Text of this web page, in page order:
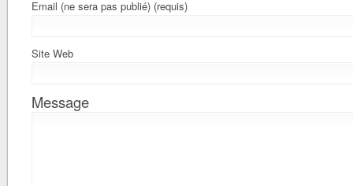
Email (ne sera pas publié) (requis)
Site Web
Message